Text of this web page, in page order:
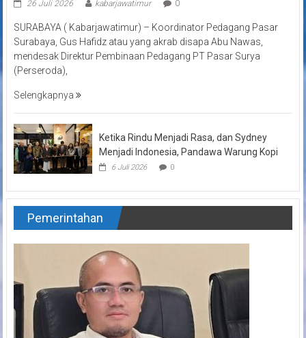
26 Juli 2026 kabarjawatimur 0
SURABAYA ( Kabarjawatimur) – Koordinator Pedagang Pasar
Surabaya, Gus Hafidz atau yang akrab disapa Abu Nawas,
mendesak Direktur Pembinaan Pedagang PT Pasar Surya
(Perseroda),
Selengkapnya
Ketika Rindu Menjadi Rasa, dan Sydney
Menjadi Indonesia, Pandawa Warung Kopi
6 Juli 2026 0
Pemerintahan